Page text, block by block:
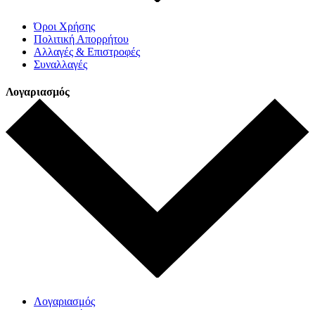
Όροι Χρήσης
Πολιτική Απορρήτου
Αλλαγές & Επιστροφές
Συναλλαγές
Λογαριασμός
Λογαριασμός